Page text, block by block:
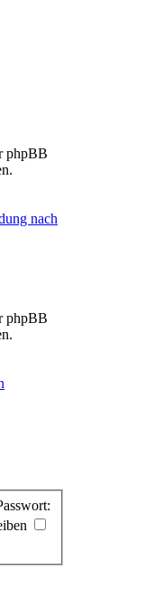
phpBB
nach
phpBB